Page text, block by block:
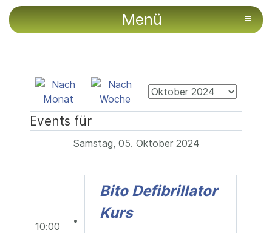
Menü ≡
Events für
Samstag, 05. Oktober 2024
10:00
Bito Defibrillator
Kurs